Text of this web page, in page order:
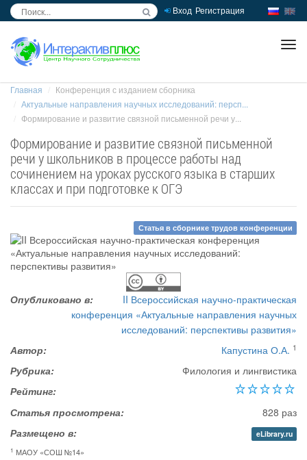
Вход Регистрация
Главная
Конференция с изданием сборника
Актуальные направления научных исследований: персп...
Формирование и развитие связной письменной речи у...
Формирование и развитие связной письменной
речи у школьников в процессе работы над
сочинением на уроках русского языка в старших
классах и при подготовке к ОГЭ
Статья в сборнике трудов конференции
Опубликовано в:
II Всероссийская научно-практическая
конференция «Актуальные направления научных
исследований: перспективы развития»
Автор:
Капустина О.А. 1
Рубрика:
Филология и лингвистика
Рейтинг:
Статья просмотрена:
828 раз
Размещено в:
eLibrary.ru
1 МАОУ «СОШ №14»